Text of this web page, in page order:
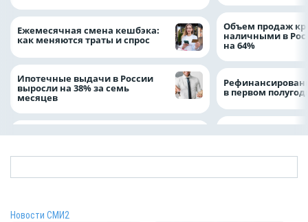
Ежемесячная смена кешбэка:
как меняются траты и спрос
Ипотечные выдачи в России
выросли на 38% за семь
месяцев
Объем продаж
наличными в
на 64%
в первом
Новости СМИ2